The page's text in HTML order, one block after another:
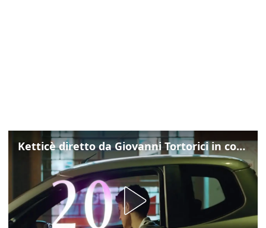
Ketticè diretto da Giovanni Tortorici in concorso al Locarno Film Festival